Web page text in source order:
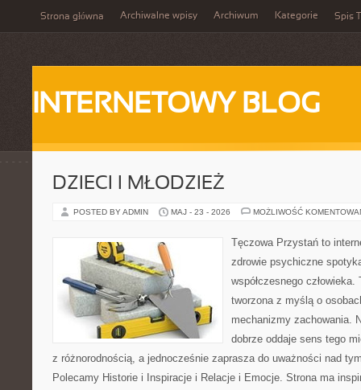
Strona główna Archiwalne wpisy Archiwum Kategorie Spis
INTERNETOWY BLOG
DZIECI I MŁODZIEŻ
POSTED BY ADMIN MAJ - 23 - 2026 MOŻLIWOŚĆ
Tęczowa Przystań to
zdrowie psychiczne
współczesnego
tworzona z myślą o
mechanizmy zachowania.
dobrze oddaje sens tego
z różnorodnością, a jednocześnie zaprasza do uważności nad
Polecamy Historie i Inspiracje i Relacje i Emocje. Strona ma